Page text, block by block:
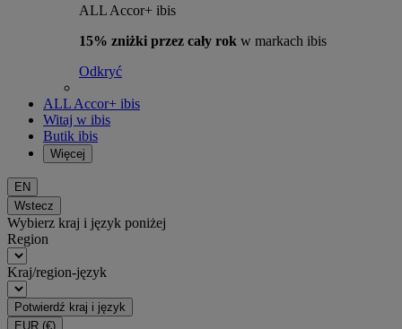
ALL Accor+ ibis
15% zniżki przez cały rok w markach ibis
Odkryć
ALL Accor+ ibis
Witaj w ibis
Butik ibis
Więcej
EN
Wstecz
Wybierz kraj i język poniżej
Region
Kraj/region-język
Potwierdź kraj i język
EUR (€)